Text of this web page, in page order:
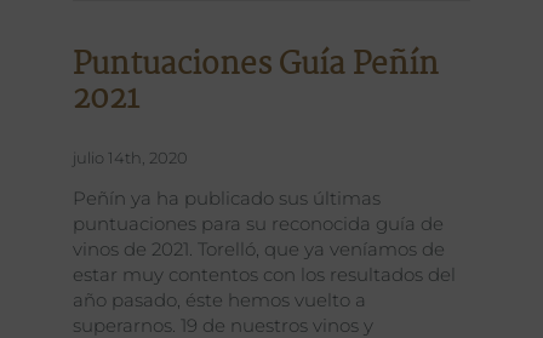
Puntuaciones Guía Peñín
2021
julio 14th, 2020
Peñín ya ha publicado sus últimas
puntuaciones para su reconocida guía de
vinos de 2021. Torelló, que ya veníamos de
estar muy contentos con los resultados del
año pasado, éste hemos vuelto a
superarnos. 19 de nuestros vinos y